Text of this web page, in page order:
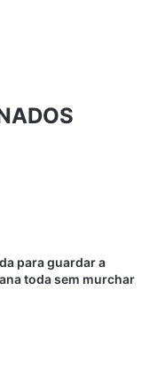
para guardar a
toda sem murchar